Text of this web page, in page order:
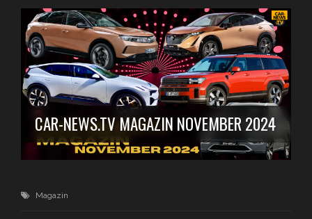
CAR-NEWS.TV MAGAZIN NOVEMBER 2024
Magazin